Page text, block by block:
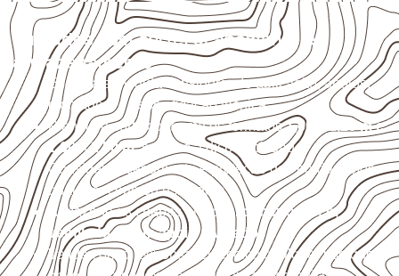
Cuidados com corte, acabamento e
armazenamento
Escolha a medida considerando aplicação, apoios,
montagem e especificação técnica.
Planeje o corte conforme os formatos1,60 × 2,20 m e
1,60 × 2,50 m, sujeitos à disponibilidade.
Considere acabamento e proteção das bordas após
qualquer corte ou usinagem.
Armazene as chapas em local coberto, seco,
ventilado e com apoio nivelado.
Valide com o responsável técnico qualquer uso que